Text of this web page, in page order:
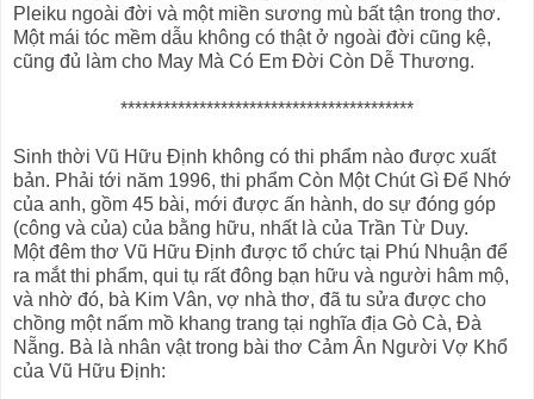
Pleiku ngoài đời và một miền sương mù bất tận trong thơ.
Một mái tóc mềm dẫu không có thật ở ngoài đời cũng kệ,
cũng đủ làm cho May Mà Có Em Đời Còn Dễ Thương.
*****************************************
Sinh thời Vũ Hữu Định không có thi phẩm nào được xuất
bản. Phải tới năm 1996, thi phẩm Còn Một Chút Gì Để Nhớ
của anh, gồm 45 bài, mới được ấn hành, do sự đóng góp
(công và của) của bằng hữu, nhất là của Trần Từ Duy.
Một đêm thơ Vũ Hữu Định được tổ chức tại Phú Nhuận để
ra mắt thi phẩm, qui tụ rất đông bạn hữu và người hâm mộ,
và nhờ đó, bà Kim Vân, vợ nhà thơ, đã tu sửa được cho
chồng một nấm mồ khang trang tại nghĩa địa Gò Cà, Đà
Nẵng. Bà là nhân vật trong bài thơ Cảm Ân Người Vợ Khổ
của Vũ Hữu Định: